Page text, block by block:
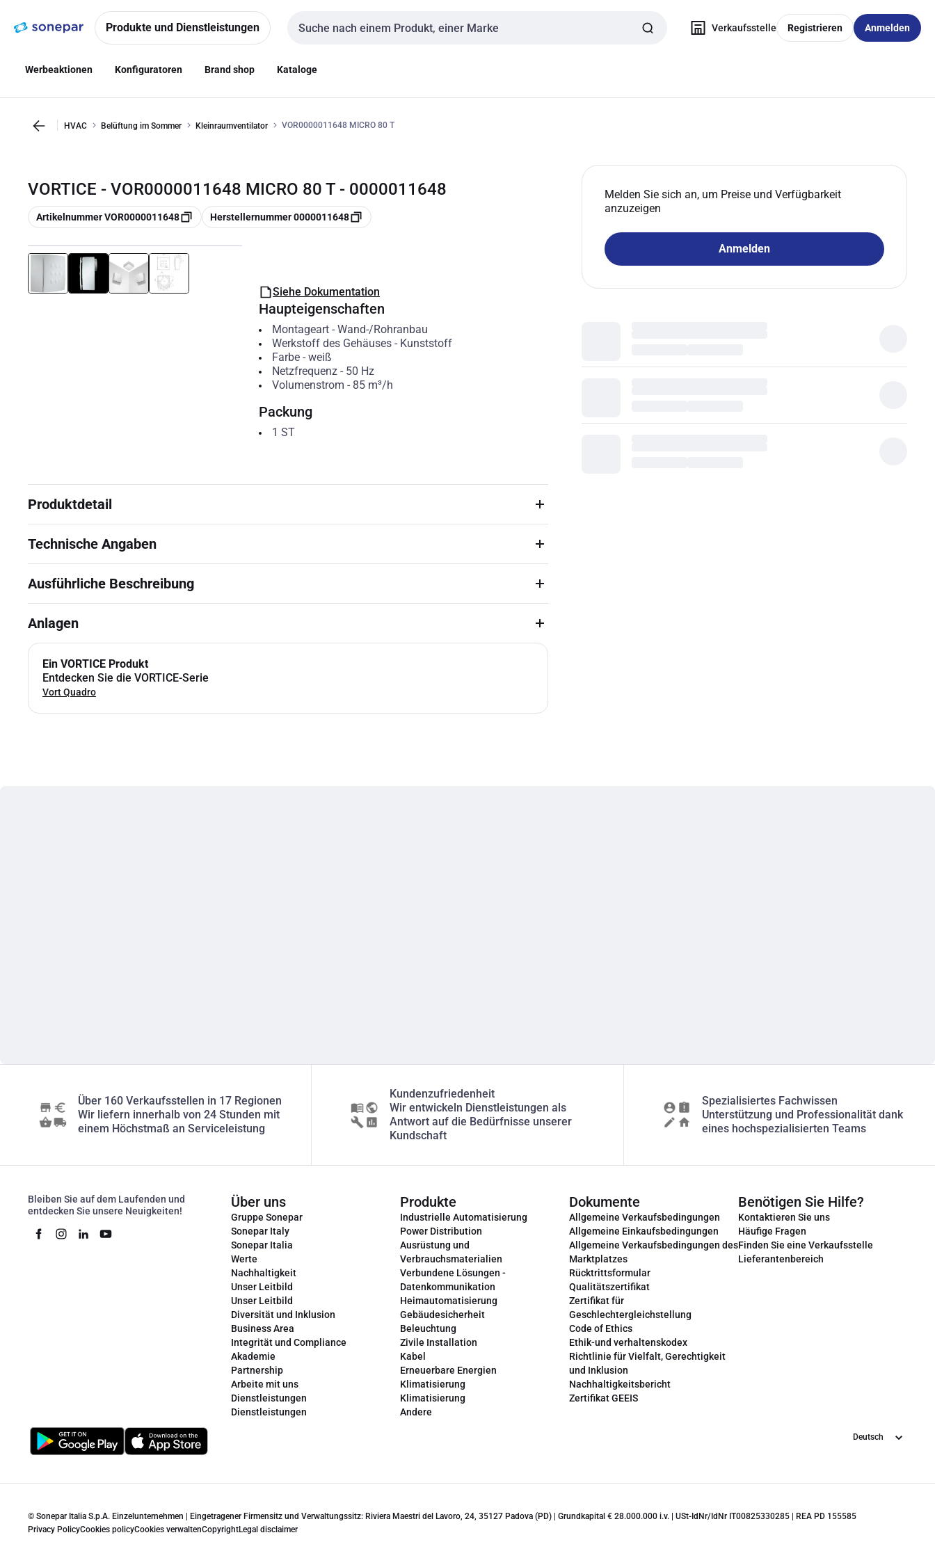
NavigationInhalt
Produkte und Dienstleistungen
Sucheingabe
Verkaufsstelle Registrieren Anmelden
Werbeaktionen Konfiguratoren Brand shop Kataloge
HVAC Belüftung im Sommer Kleinraumventilator VOR0000011648 MICRO 80 T
VORTICE - VOR0000011648 MICRO 80 T - 0000011648
Kopieren
Artikelnummer VOR0000011648 Kopieren
Herstellernummer 0000011648
Melden Sie sich an, um Preise und Verfügbarkeit
anzuzeigen
Anmelden
Siehe Dokumentation
Haupteigenschaften
Montageart- Wand-/Rohranbau
Werkstoff des Gehäuses- Kunststoff
Farbe- weiß
Netzfrequenz- 50 Hz
Volumenstrom - 85 m³/h
Packung
1 ST
Produktdetail
Technische Angaben
Ausführliche Beschreibung
Anlagen
Ein VORTICE Produkt
Entdecken Sie die VORTICE-Serie
Vort Quadro
Über 160 Verkaufsstellen in 17 Regionen
Wir liefern innerhalb von 24 Stunden mit
einem Höchstmaß an Serviceleistung
Kundenzufriedenheit
Wir entwickeln Dienstleistungen als
Antwort auf die Bedürfnisse unserer
Kundschaft
Spezialisiertes Fachwissen
Unterstützung und Professionalität dank
eines hochspezialisierten Teams
Bleiben Sie auf dem Laufenden und
entdecken Sie unsere Neuigkeiten!
Über uns
Gruppe Sonepar
Sonepar Italy
Sonepar Italia
Werte
Nachhaltigkeit
Unser Leitbild
Unser Leitbild
Diversität und Inklusion
Business Area
Integrität und Compliance
Akademie
Partnership
Arbeite mit uns
Dienstleistungen
Dienstleistungen
Produkte
Industrielle Automatisierung
Power Distribution
Ausrüstung und
Verbrauchsmaterialien
Verbundene Lösungen -
Datenkommunikation
Heimautomatisierung
Gebäudesicherheit
Beleuchtung
Zivile Installation
Kabel
Erneuerbare Energien
Klimatisierung
Klimatisierung
Andere
Dokumente
Allgemeine Verkaufsbedingungen
Allgemeine Einkaufsbedingungen
Allgemeine Verkaufsbedingungen des
Marktplatzes
Rücktrittsformular
Qualitätszertifikat
Zertifikat für
Geschlechtergleichstellung
Code of Ethics
Ethik-und verhaltenskodex
Richtlinie für Vielfalt, Gerechtigkeit
und Inklusion
Nachhaltigkeitsbericht
Zertifikat GEEIS
Benötigen Sie Hilfe?
Kontaktieren Sie uns
Häufige Fragen
Finden Sie eine Verkaufsstelle
Lieferantenbereich
Sprache
© Sonepar Italia S.p.A. Einzelunternehmen | Eingetragener Firmensitz und Verwaltungssitz: Riviera Maestri del Lavoro, 24, 35127 Padova (PD) | Grundkapital € 28.000.000 i.v. | USt-IdNr/IdNr IT00825330285 | REA PD 155585
Privacy PolicyCookies policyCookies verwaltenCopyrightLegal disclaimer